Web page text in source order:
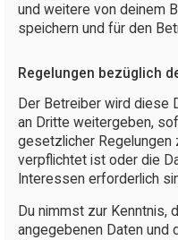
und weitere von deinem
speichern und für den
Regelungen bezüglich
Der Betreiber wird diese
an Dritte weitergeben,
gesetzlicher Regelungen
verpflichtet ist oder die
Interessen erforderlich
Du nimmst zur Kenntnis,
angegebenen Daten und